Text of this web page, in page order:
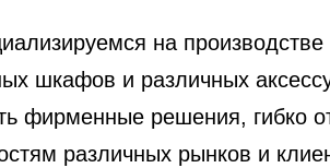
на производстве
шкафов и различных
фирменные решения, гибко
различных рынков и